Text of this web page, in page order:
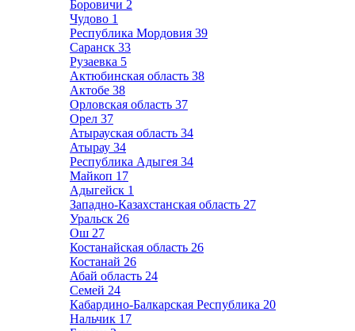
Боровичи 2
Чудово 1
Республика Мордовия 39
Саранск 33
Рузаевка 5
Актюбинская область 38
Актобе 38
Орловская область 37
Орел 37
Атырауская область 34
Атырау 34
Республика Адыгея 34
Майкоп 17
Адыгейск 1
Западно-Казахстанская область 27
Уральск 26
Ош 27
Костанайская область 26
Костанай 26
Абай область 24
Семей 24
Кабардино-Балкарская Республика 20
Нальчик 17